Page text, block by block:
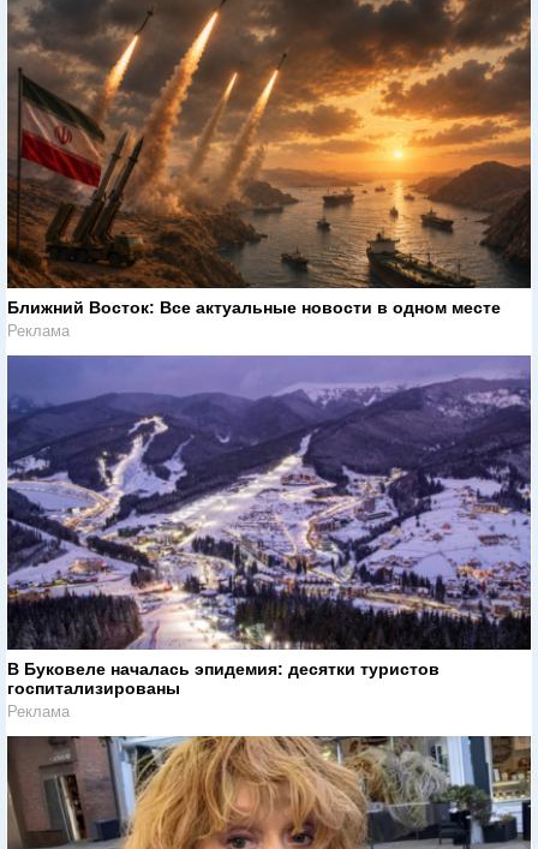
Ближний Восток: Все актуальные новости в одном месте
Реклама
В Буковеле началась эпидемия: десятки туристов
госпитализированы
Реклама